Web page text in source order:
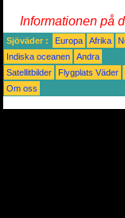
Informationen på
Sjöväder : Europa Afrika
Indiska oceanen
Andra
Satellitbilder
Flygplats Väder
Om oss